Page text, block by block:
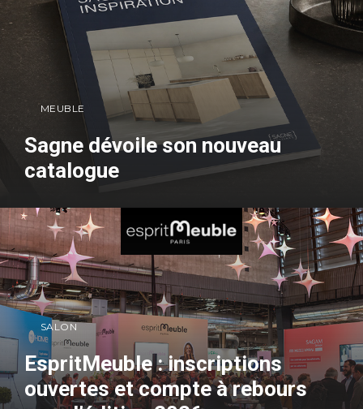
MEUBLE
Sagne dévoile son nouveau
catalogue
SALON
EspritMeuble : inscriptions
ouvertes et compte à rebours